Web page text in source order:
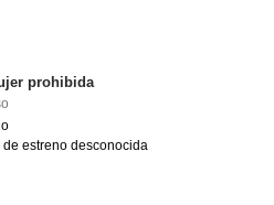
prohibida
de estreno desconocida